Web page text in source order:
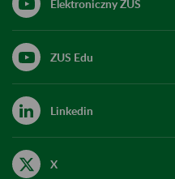
Elektroniczny ZUS
ZUS Edu
Linkedin
X